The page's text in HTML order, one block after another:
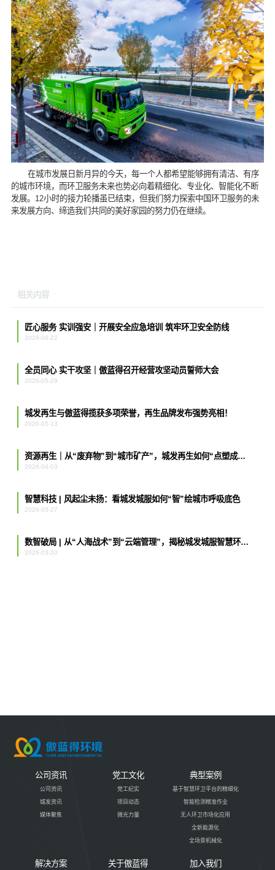
在城市发展日新月异的今天，每一个人都希望能够拥有清洁、有序
的城市环境，而环卫服务未来也势必向着精细化、专业化、智能化不断
发展。12小时的接力轮播虽已结束，但我们努力探索中国环卫服务的未
来发展方向、缔造我们共同的美好家园的努力仍在继续。
相关内容
匠心服务 实训强安｜开展安全应急培训 筑牢环卫安全防线
2026-06-22
全员同心 实干攻坚｜傲蓝得召开经营攻坚动员誓师大会
2026-05-29
城发再生与傲蓝得揽获多项荣誉，再生品牌发布强势亮相！
2026-05-13
资源再生｜从“废弃物”到“城市矿产”，城发再生如何“点塑成金”？
2026-04-03
智慧科技 | 风起尘未扬：看城发城服如何“智”绘城市呼吸底色
2026-03-27
数智破局 | 从“人海战术”到“云端管理”，揭秘城发城服智慧环卫的“最强大脑”
2026-03-20
公司资讯
公司资讯
城发资讯
媒体聚焦
党工文化
党工纪实
项目动态
微光力量
典型案例
基于智慧环卫平台的精细化
智能检测精准作业
无人环卫市场化应用
全新能源化
全场景机械化
解决方案 关于傲蓝得 加入我们